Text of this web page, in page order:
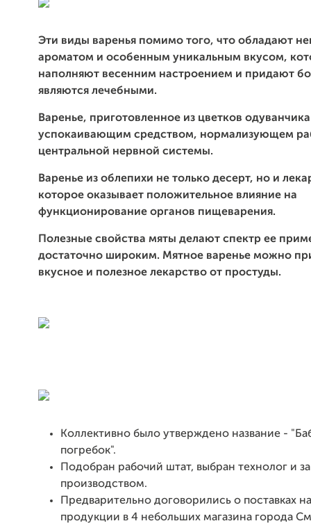
Эти виды варенья помимо того, что обладают
ароматом и особенным уникальным вкусом,
наполняют весенним настроением и придают
являются лечебными.
Варенье, приготовленное из цветков одуванчика
успокаивающим средством, нормализующем
центральной нервной системы.
Варенье из облепихи не только десерт, но и
которое оказывает положительное влияние на
функционирование органов пищеварения.
Полезные свойства мяты делают спектр ее
достаточно широким. Мятное варенье можно
вкусное и полезное лекарство от простуды.
Коллективно было утверждено название -
погребок".
Подобран рабочий штат, выбран технолог и
производством.
Предварительно договорились о поставках
продукции в 4 небольших магазина города